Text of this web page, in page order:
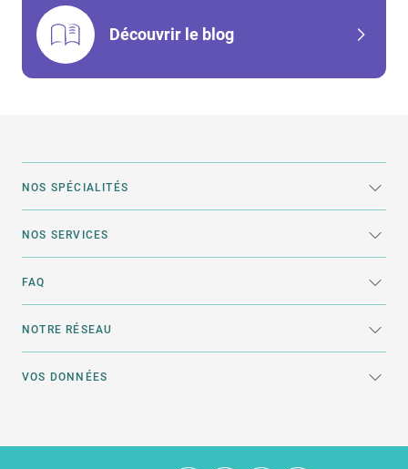
Découvrir le blog
NOS SPÉCIALITÉS
NOS SERVICES
FAQ
NOTRE RÉSEAU
VOS DONNÉES